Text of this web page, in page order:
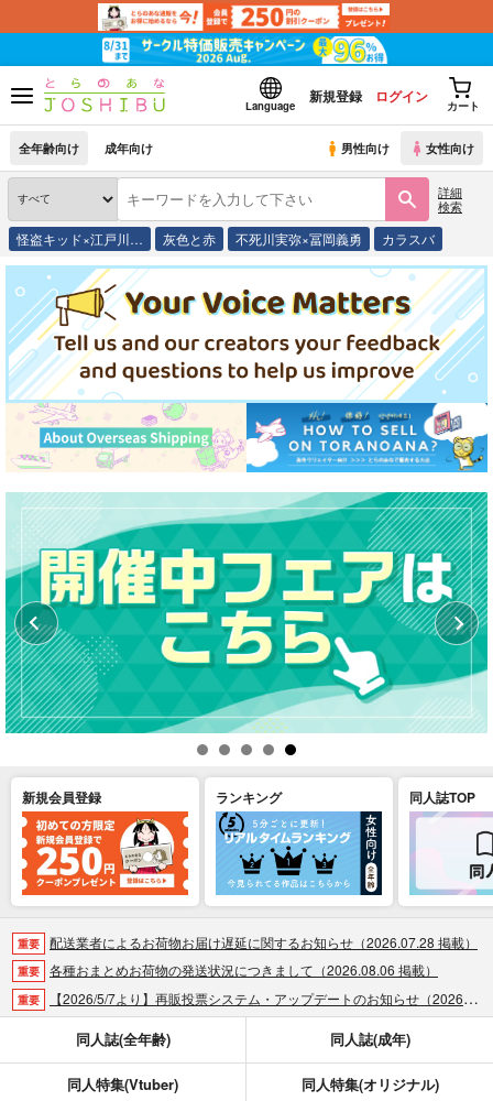
Language
新規登録 ログイン
カート
全年齢向け 成年向け 男性向け 女性向け
詳細
検索
怪盗キッド×江戸川… 灰色と赤 不死川実弥×冨岡義勇 カラスバ
新規会員登録 ランキング 同人誌TOP
重要 配送業者によるお荷物お届け遅延に関するお知らせ（2026.07.28 掲載）
重要 各種おまとめお荷物の発送状況につきまして（2026.08.06 掲載）
重要 【2026/5/7より】再販投票システム・アップデートのお知らせ（2026.05.07 掲載）
「とらのあな×駿河屋日本橋乙女同人誌館」通販店頭受取サービス開始のお知らせ（2026.01.05 更新｜2025.12.30 掲載）
同人誌(全年齢) 同人誌(成年)
同人特集(Vtuber) 同人特集(オリジナル)